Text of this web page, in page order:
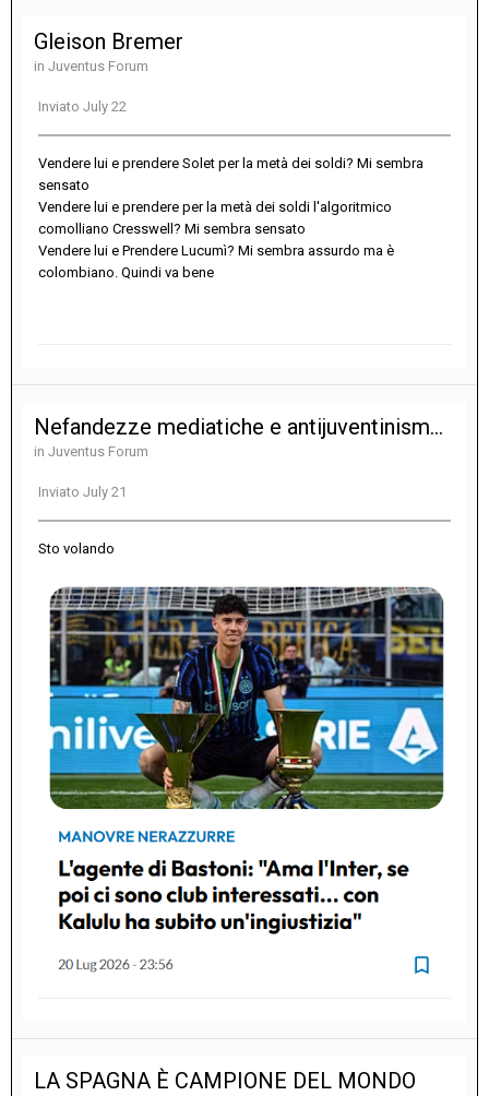
Gleison Bremer
in Juventus Forum
Inviato July 22
Vendere lui e prendere Solet per la metà dei soldi? Mi sembra
sensato
Vendere lui e prendere per la metà dei soldi l'algoritmico
comolliano Cresswell? Mi sembra sensato
Vendere lui e Prendere Lucumì? Mi sembra assurdo ma è
colombiano. Quindi va bene
Nefandezze mediatiche e antijuventinismo vario
in Juventus Forum
Inviato July 21
Sto volando
LA SPAGNA È CAMPIONE DEL MONDO